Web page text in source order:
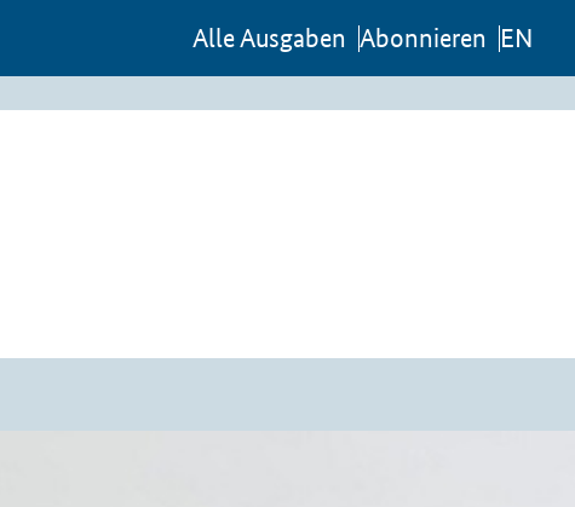
Al­le Aus­ga­ben Abon­nie­ren EN